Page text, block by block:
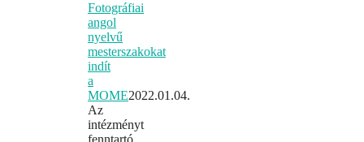
Fotográfiai
angol
nyelvű
mesterszakokat
indít
a
MOME2022.01.04.
Az
intézményt